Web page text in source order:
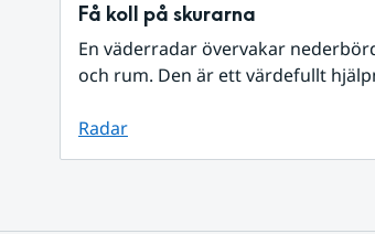
Få koll på skurarna
En väderradar övervakar
och rum. Den är ett värdefullt
Radar